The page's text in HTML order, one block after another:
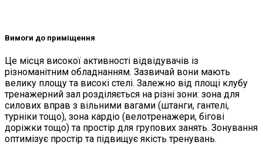
Вимоги до приміщення
Це місця високої активності відвідувачів із
різноманітним обладнанням. Зазвичай вони мають
велику площу та високі стелі. Залежно від площі клубу
тренажерний зал розділяється на різні зони: зона для
силових вправ з вільними вагами (штанги, гантелі,
турніки тощо), зона кардіо (велотренажери, бігові
доріжки тощо) та простір для групових занять. Зонування
оптимізує простір та підвищує якість тренувань.